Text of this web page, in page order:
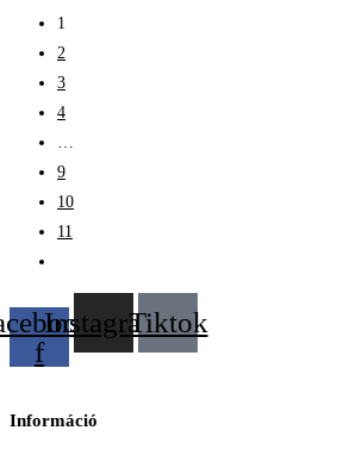
1
2
3
4
9
10
11
f
InstagramTiktok
Információ